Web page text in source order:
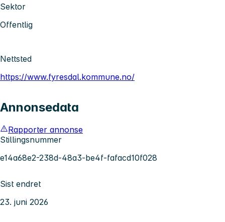
Sektor
Offentlig
Nettsted
https://www.fyresdal.kommune.no/
Annonsedata
Rapporter annonse
Stillingsnummer
e14a68e2-238d-48a3-be4f-fafacd10f028
Sist endret
23. juni 2026